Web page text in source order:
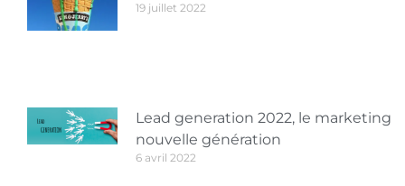
19 juillet 2022
Lead generation 2022, le marketing
nouvelle génération
6 avril 2022